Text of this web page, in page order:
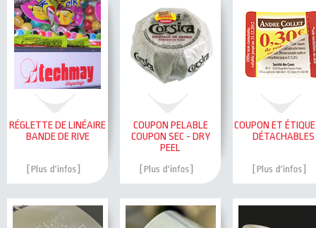
RÉGLETTE DE LINÉAIRE
BANDE DE RIVE
COUPON PELABLE
COUPON SEC - DRY
PEEL
COUPON ET
DÉTACHABLES